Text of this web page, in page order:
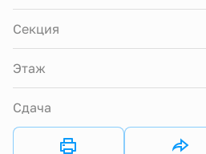
Секция
Этаж
Сдача